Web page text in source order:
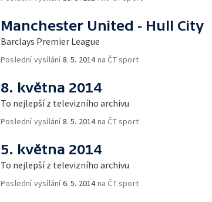
Manchester United - Hull City
Barclays Premier League
Poslední vysílání8. 5. 2014na ČT sport
8. května 2014
To nejlepší z televizního archivu
Poslední vysílání8. 5. 2014na ČT sport
5. května 2014
To nejlepší z televizního archivu
Poslední vysílání6. 5. 2014na ČT sport